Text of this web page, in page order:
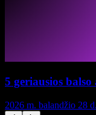
5 geriausios
2026 m. balandžio 28 d.